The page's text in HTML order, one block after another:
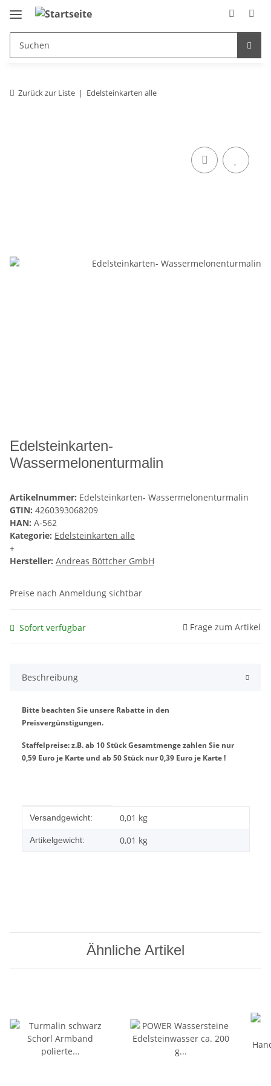
Zurück zur Liste Edelsteinkarten alle
Edelsteinkarten-
Wassermelonenturmalin
Artikelnummer: Edelsteinkarten- Wassermelonenturmalin
GTIN: 4260393068209
HAN: A-562
Kategorie: Edelsteinkarten alle
+
Hersteller: Andreas Böttcher GmbH
Preise nach Anmeldung sichtbar
Sofort verfügbar Frage zum Artikel
Beschreibung
Bitte beachten Sie unsere Rabatte in den
Preisvergünstigungen.
Staffelpreise: z.B. ab 10 Stück Gesamtmenge zahlen Sie nur
0,59 Euro je Karte und ab 50 Stück nur 0,39 Euro je Karte !
Produkteigenschaft
Wert
Versandgewicht: 0,01 kg
Artikelgewicht: 0,01 kg
Ähnliche Artikel